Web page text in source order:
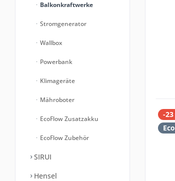
Balkonkraftwerke
Stromgenerator
Wallbox
Powerbank
Klimageräte
Mähroboter
EcoFlow Zusatzakku
EcoFlow Zubehör
SIRUI
Hensel
-